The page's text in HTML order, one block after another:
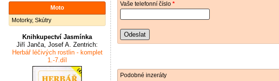
Moto
Motorky, Skútry
Knihkupectví Jasmínka
Jiří Janča, Josef A. Zentrich:
Herbář léčivých rostlin - komplet
1.-7.díl
Vaše telefonní číslo *
Odeslat
Podobné inzeráty